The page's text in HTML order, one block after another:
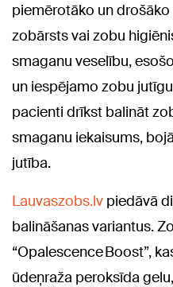
piemērotāko un
zobārsts vai zobu
smaganu veselību,
un iespējamo zobu
pacienti drīkst balināt
smaganu iekaisums,
jutība.
Lauvaszobs.lv piedāvā
balināšanas variantus.
“Opalescence Boost”,
ūdeņraža peroksīda